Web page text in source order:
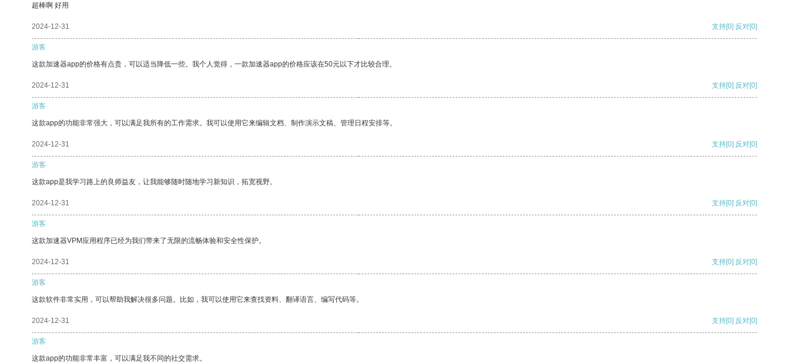
超棒啊 好用
2024-12-31 支持[0] 反对[0]
游客
这款加速器app的价格有点贵，可以适当降低一些。我个人觉得，一款加速器app的价格应该在50元以下才比较合理。
2024-12-31 支持[0] 反对[0]
游客
这款app的功能非常强大，可以满足我所有的工作需求。我可以使用它来编辑文档、制作演示文稿、管理日程安排等。
2024-12-31 支持[0] 反对[0]
游客
这款app是我学习路上的良师益友，让我能够随时随地学习新知识，拓宽视野。
2024-12-31 支持[0] 反对[0]
游客
这款加速器VPM应用程序已经为我们带来了无限的流畅体验和安全性保护。
2024-12-31 支持[0] 反对[0]
游客
这款软件非常实用，可以帮助我解决很多问题。比如，我可以使用它来查找资料、翻译语言、编写代码等。
2024-12-31 支持[0] 反对[0]
游客
这款app的功能非常丰富，可以满足我不同的社交需求。